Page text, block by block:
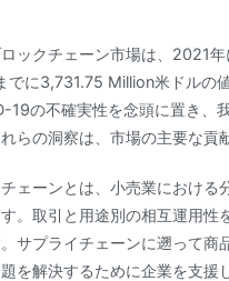
ックチェーン市場は、2021
でに3,731.75 Million米ドル
19の不確実性を念頭に置き、
らの洞察は、市場の主要な貢
ェーンとは、小売業におけ
。取引と用途別の相互運用
サプライチェーンに遡って
を解決するために企業を支